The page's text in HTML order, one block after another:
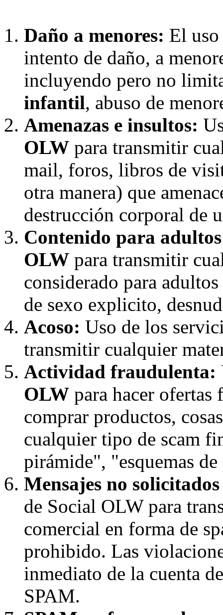
Daño a menores: El
intento de daño, a
incluyendo pero no
infantil, abuso de
Amenazas e insultos:
OLW para transmitir
mail, foros, libros de
otra manera) que
destrucción corporal de
Contenido para
OLW para transmitir
considerado para
de sexo explicito,
Acoso: Uso de los
transmitir cualquier
Actividad fraudulenta:
OLW para hacer ofertas
comprar productos,
cualquier tipo de scam
pirámide", "esquemas
Mensajes no
de Social OLW para
comercial en forma de
prohibido. Las
inmediato de la cuenta
SPAM.